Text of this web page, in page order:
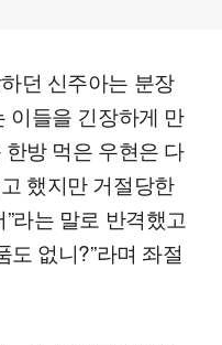
던 신주아는 분장
이들을 긴장하게 만
방 먹은 우현은 다
했지만 거절당한
라는 말로 반격했고
도 없니?”라며 좌절